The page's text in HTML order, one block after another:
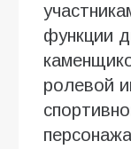
функции
ролевой